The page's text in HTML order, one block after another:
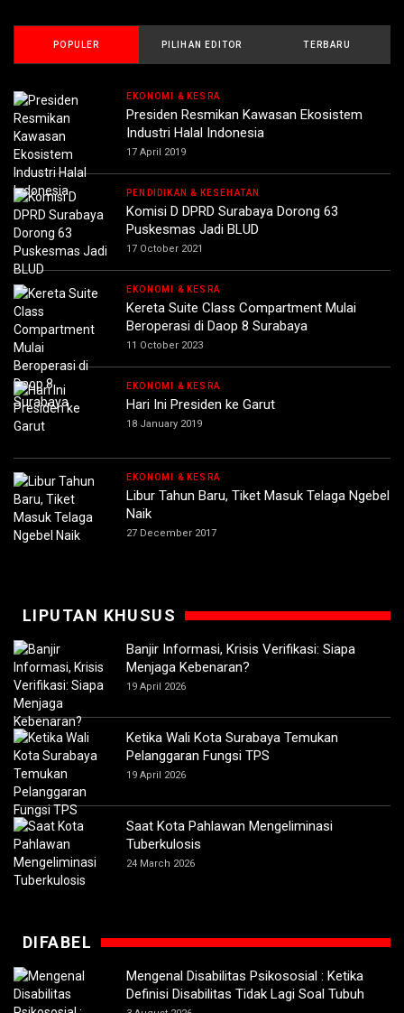
POPULER PILIHAN EDITOR TERBARU
EKONOMI & KESRA
Presiden Resmikan Kawasan Ekosistem
Industri Halal Indonesia
17 April 2019
PENDIDIKAN & KESEHATAN
Komisi D DPRD Surabaya Dorong 63
Puskesmas Jadi BLUD
17 October 2021
EKONOMI & KESRA
Kereta Suite Class Compartment Mulai
Beroperasi di Daop 8 Surabaya
11 October 2023
EKONOMI & KESRA
Hari Ini Presiden ke Garut
18 January 2019
EKONOMI & KESRA
Libur Tahun Baru, Tiket Masuk Telaga Ngebel
Naik
27 December 2017
LIPUTAN KHUSUS
Banjir Informasi, Krisis Verifikasi: Siapa
Menjaga Kebenaran?
19 April 2026
Ketika Wali Kota Surabaya Temukan
Pelanggaran Fungsi TPS
19 April 2026
Saat Kota Pahlawan Mengeliminasi
Tuberkulosis
24 March 2026
DIFABEL
Mengenal Disabilitas Psikososial : Ketika
Definisi Disabilitas Tidak Lagi Soal Tubuh